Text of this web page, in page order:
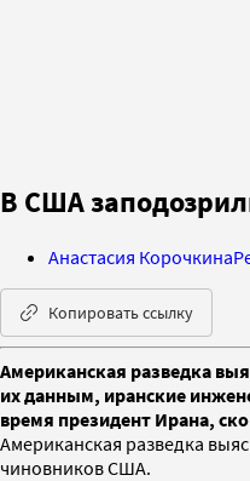
В США
Анастасия Корочкина
Копировать ссылку
Американская разведка
их данным, иранские
время президент Ирана,
Американская разведка
чиновников США.